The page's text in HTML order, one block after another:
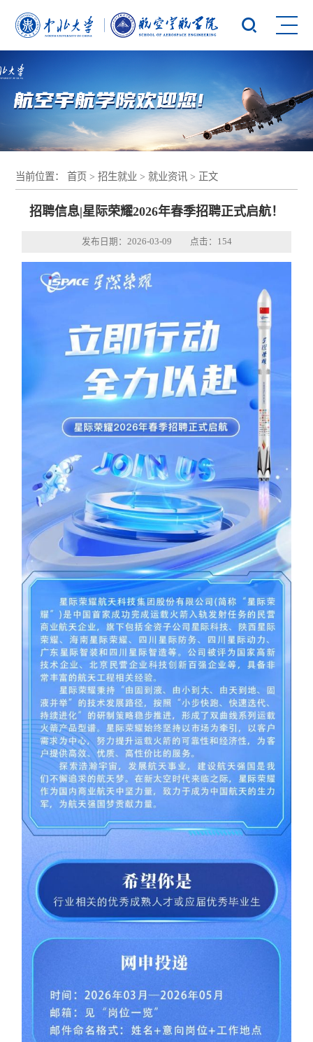
当前位置：首页 >招生就业 >就业资讯 > 正文
招聘信息|星际荣耀2026年春季招聘正式启航！
发布日期：2026-03-09 点击： 154